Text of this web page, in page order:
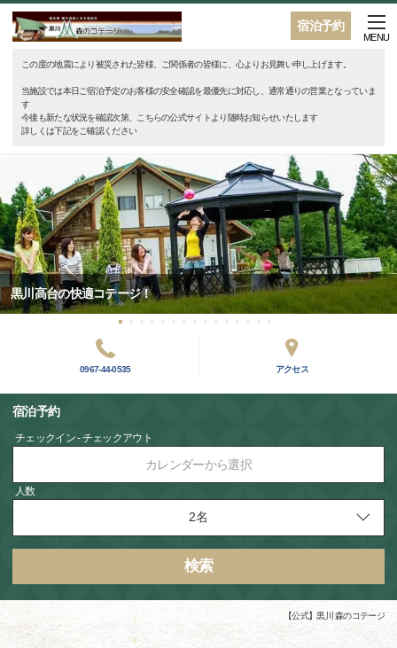
宿泊予約
MENU
この度の地震により被災された皆様、ご関係者の皆様に、心よりお見舞い申し上げます。
当施設では本日ご宿泊予定のお客様の安全確認を最優先に対応し、通常通りの営業となっていま
す
今後も新たな状況を確認次第、こちらの公式サイトより随時お知らせいたします
詳しくは下記をご確認ください
黒川高台の快適コテージ！
0967-44-0535 アクセス
宿泊予約
チェックイン - チェックアウト
カレンダーから選択
人数
検索
【公式】黒川 森のコテージ